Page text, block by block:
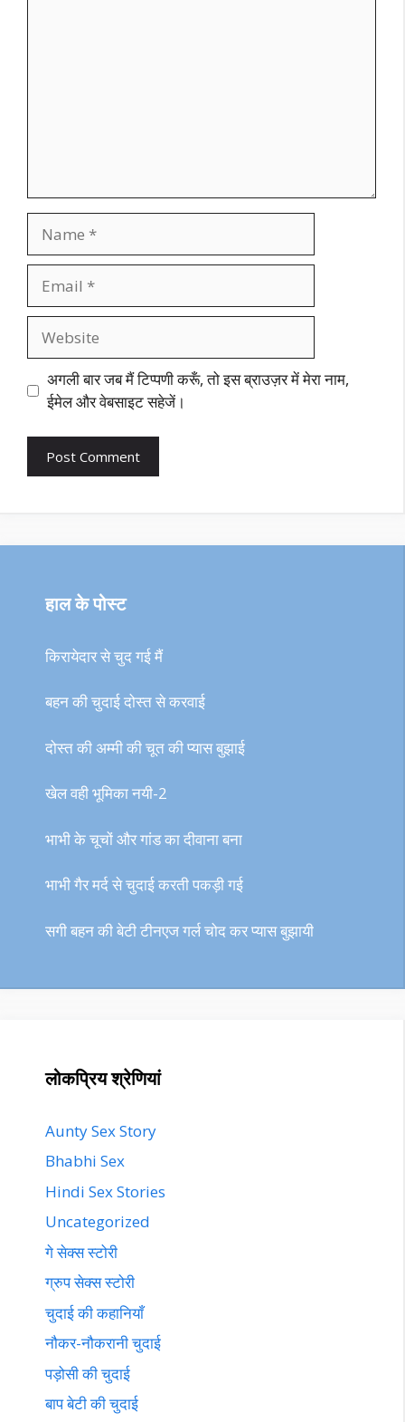
अगली बार जब मैं टिप्पणी करूँ, तो इस ब्राउज़र में मेरा नाम,
ईमेल और वेबसाइट सहेजें।
हाल के पोस्ट
किरायेदार से चुद गई मैं
बहन की चुदाई दोस्त से करवाई
दोस्त की अम्मी की चूत की प्यास बुझाई
खेल वही भूमिका नयी-2
भाभी के चूचों और गांड का दीवाना बना
भाभी गैर मर्द से चुदाई करती पकड़ी गई
सगी बहन की बेटी टीनएज गर्ल चोद कर प्यास बुझायी
लोकप्रिय श्रेणियां
Aunty Sex Story
Bhabhi Sex
Hindi Sex Stories
Uncategorized
गे सेक्स स्टोरी
ग्रुप सेक्स स्टोरी
चुदाई की कहानियाँ
नौकर-नौकरानी चुदाई
पड़ोसी की चुदाई
बाप बेटी की चुदाई